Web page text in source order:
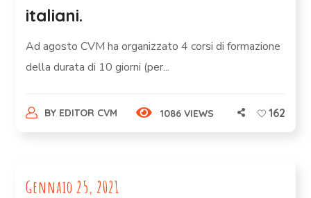
italiani.
Ad agosto CVM ha organizzato 4 corsi di formazione
della durata di 10 giorni (per...
BY EDITOR CVM 1086 VIEWS 162
Gennaio 25, 2021